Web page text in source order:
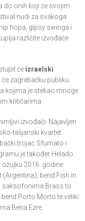
do onih koji će svojim
nudi za svakoga
hopa, gipsy swinga i
različite izvođače
će izraelski
će zagrebačku publiku
kojima je stekao mnoge
kritičarima.
izvođači. Najavljen
talijanski kvartet
trojac Sfumato i
je također Helado
ožujku 2016. godine
bend Fish in
saksofonima Brass to
Porto Morto te veliki
Bena Ezre.